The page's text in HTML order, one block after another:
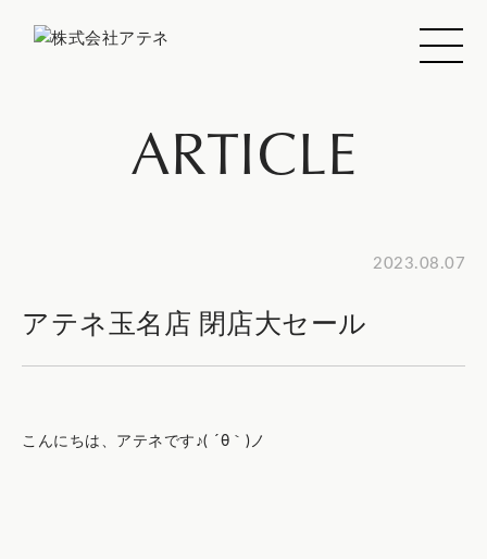
ARTICLE
2023.08.07
アテネ玉名店 閉店大セール
こんにちは、アテネです♪( ´θ｀)ノ